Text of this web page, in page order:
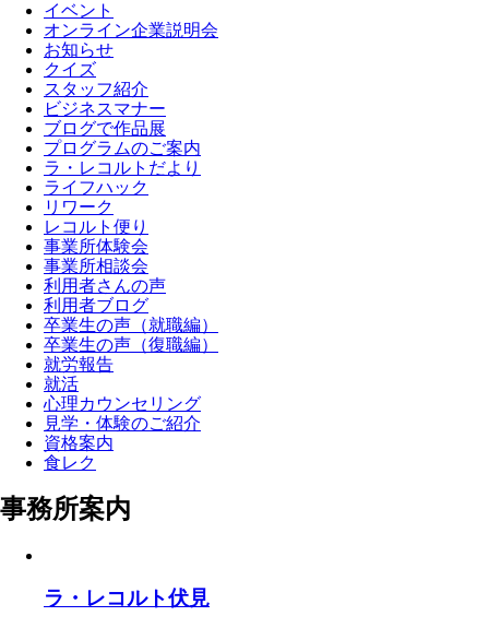
イベント
オンライン企業説明会
お知らせ
クイズ
スタッフ紹介
ビジネスマナー
ブログで作品展
プログラムのご案内
ラ・レコルトだより
ライフハック
リワーク
レコルト便り
事業所体験会
事業所相談会
利用者さんの声
利用者ブログ
卒業生の声（就職編）
卒業生の声（復職編）
就労報告
就活
心理カウンセリング
見学・体験のご紹介
資格案内
食レク
事務所案内
ラ・レコルト伏見